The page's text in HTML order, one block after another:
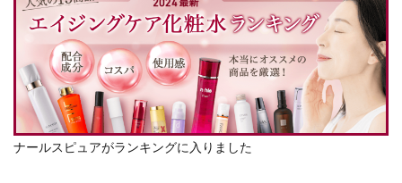
ナールスピュアがランキングに入りました